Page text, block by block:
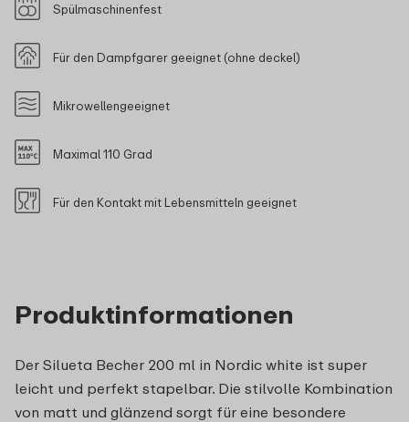
Produktinformationen
Der Silueta Becher 200 ml in Nordic white ist super
leicht und perfekt stapelbar. Die stilvolle Kombination
von matt und glänzend sorgt für eine besondere
Spülmaschinenfest
Für den Dampfgarer geeignet (ohne deckel)
Mikrowellengeeignet
Maximal 110 Grad
Für den Kontakt mit Lebensmitteln geeignet